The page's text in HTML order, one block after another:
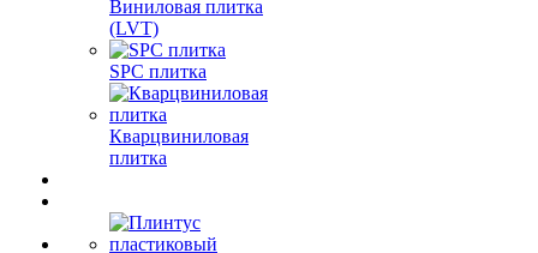
Виниловая плитка
(LVT)
SPC плитка
Кварцвиниловая
плитка